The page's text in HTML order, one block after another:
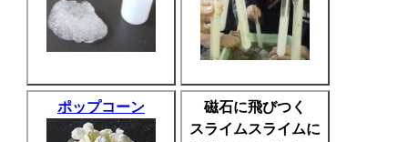
ポップコーン
磁石に飛びつく
スライムスライムに